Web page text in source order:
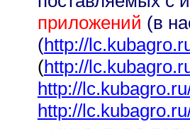
приложений (в
(http://
(http://
http://
http://